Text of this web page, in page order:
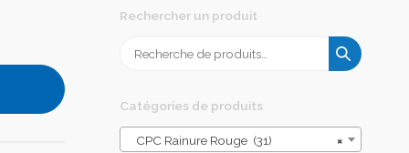
Rechercher un produit
pour :
Catégories de produits
×
CPC Rainure Rouge (31)